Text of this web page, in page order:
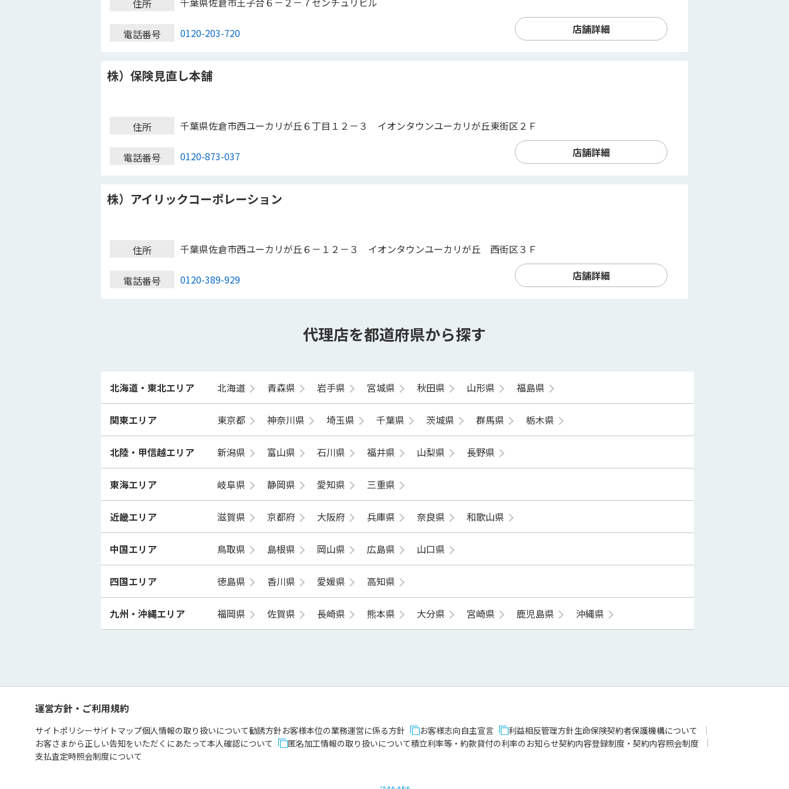
住所
電話番号 0120-203-720 店舗詳細
株）保険見直し本舗
住所 千葉県佐倉市西ユーカリが丘６丁目１２－３ イオンタウンユーカリが丘東街区２Ｆ
電話番号 0120-873-037 店舗詳細
株）アイリックコーポレーション
住所 千葉県佐倉市西ユーカリが丘６－１２－３ イオンタウンユーカリが丘 西街区３Ｆ
電話番号 0120-389-929 店舗詳細
代理店を都道府県から探す
北海道・東北エリア 北海道 青森県 岩手県 宮城県 秋田県 山形県 福島県
関東エリア 東京都 神奈川県 埼玉県 千葉県 茨城県 群馬県 栃木県
北陸・甲信越エリア 新潟県 富山県 石川県 福井県 山梨県 長野県
東海エリア 岐阜県 静岡県 愛知県 三重県
近畿エリア 滋賀県 京都府 大阪府 兵庫県 奈良県 和歌山県
中国エリア 鳥取県 島根県 岡山県 広島県 山口県
四国エリア 徳島県 香川県 愛媛県 高知県
九州・沖縄エリア 福岡県 佐賀県 長崎県 熊本県 大分県 宮崎県 鹿児島県 沖縄県
運営方針・ご利用規約
サイトポリシーサイトマップ個人情報の取り扱いについて勧誘方針お客様本位の業務運営に係る方針 お客様志向自主宣言 利益相反管理方針生命保険契約者保護機構について
お客さまから正しい告知をいただくにあたって本人確認について 匿名加工情報の取り扱いについて積立利率等・約款貸付の利率のお知らせ契約内容登録制度・契約内容照会制度
支払査定時照会制度について